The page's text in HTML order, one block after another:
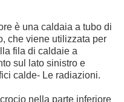
è una caldaia a tubo di
che viene utilizzata per
fila di caldaie a
sul lato sinistro e
calde- Le radiazioni.
nella parte inferiore